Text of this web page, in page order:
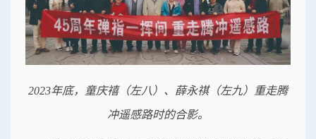
2023年底，童庆禧（左八）、薛永祺（左九）重走腾
冲遥感路时的合影。